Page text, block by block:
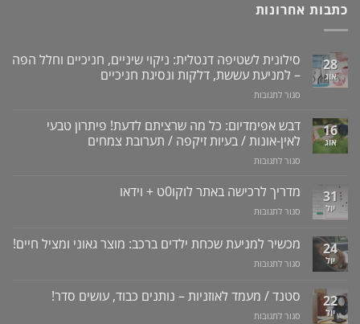
כתבות אחרונות
28
אוג
סילונית לשטיפה דנטלית: ניקוי שיניים, חניכיים וחלל הפה
– למניעת עששת, דלקות ונסיגת חניכיים
סגור לתגובות
לשטיפה
דנטלית:
ניקוי
שיניים,
וחלל
–
עששת,
16
אוג
דבש אפימדיום: כל מה שרציתם לדעת! פיתרון טבעי
לאין-אונות / בעיות זיקפה / תערובת צמחים
סגור לתגובות
אפימדיום:
מה
לדעת!
טבעי
/
31
יול
מדריך לרכישה באתר לוקו0ט + וידאו
סגור לתגובות
באתר
וידאו
24
יול
מכשיר למניעת שכחת ילדים ברכב: מוצר גאוני ומציל חיים!
סגור לתגובות
שכחת
ילדים
22
יול
סטנד / מעמד לאוזניות – נותנים כבוד, עושים סדר!
סגור לתגובות